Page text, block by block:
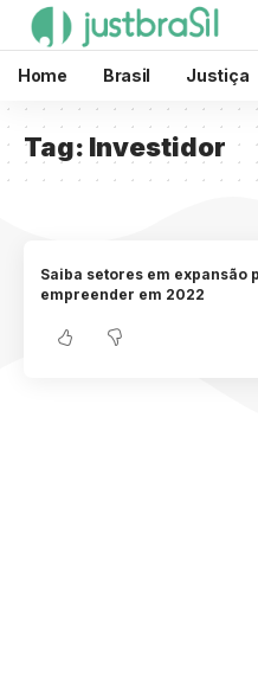
Home Brasil Justiça
Tag: Investidor
Saiba setores em expansão
empreender em 2022